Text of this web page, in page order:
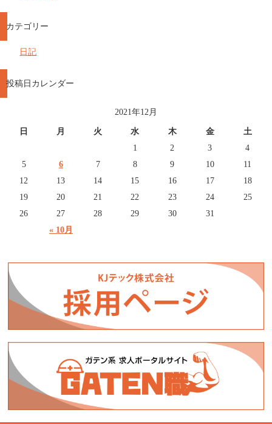
カテゴリー
日記
投稿日カレンダー
2021年12月
日 月 火 水 木 金 土
« 10月
1 2 3
4
5
6 7 8 9 10
11
12
13 14 15 16 17
18
19
20 21 22 23 24
25
26
27 28 29 30 31